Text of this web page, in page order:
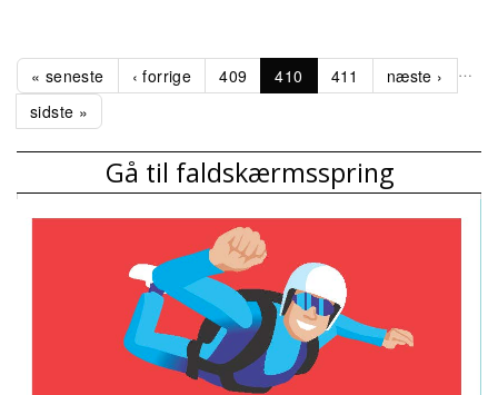
« seneste ‹ forrige …
409 410 411
næste ›
sidste »
Gå til faldskærmsspring